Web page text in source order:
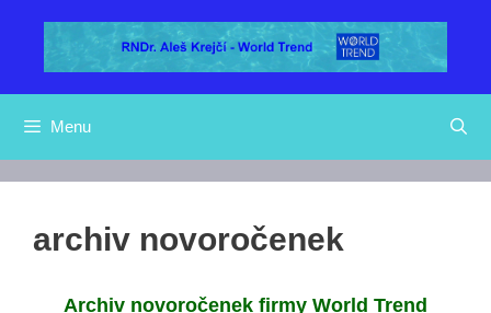
Menu
archiv novoročenek
Archiv novoročenek firmy World Trend